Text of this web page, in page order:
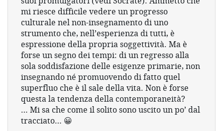
mi riesce difficile vedere un progresso
culturale nel non-insegnamento di uno
strumento che, nell’esperienza di tutti, è
espressione della propria soggettività. Ma è
forse un segno dei tempi: di un regresso alla
sola soddisfazione delle esigenze primarie, non
insegnando né promuovendo di fatto quel
superfluo che è il sale della vita. Non è forse
questa la tendenza della contemporaneità?
… Mi sa che come il solito sono uscito un po’ dal
tracciato… 😀